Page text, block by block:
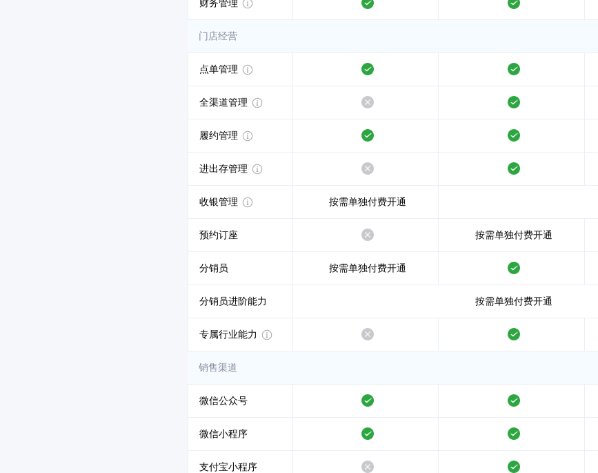
财务管理 支持 支持
门店经营
点单管理 支持 支持
全渠道管理 不支持 支持
履约管理 支持 支持
进出存管理 不支持 支持
收银管理 按需单独付费开通
预约订座 不支持 按需单独付费开通
分销员 按需单独付费开通 支持
分销员进阶能力 按需单独付费开通
专属行业能力 不支持 支持
销售渠道
微信公众号 支持 支持
微信小程序 支持 支持
支付宝小程序 不支持 支持